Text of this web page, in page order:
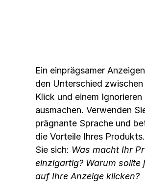
Ein einprägsamer
den Unterschied zwischen
Klick und einem Ignorieren
ausmachen. Verwenden
prägnante Sprache und
die Vorteile Ihres
Sie sich: Was macht Ihr
einzigartig? Warum sollte
auf Ihre Anzeige klicken?